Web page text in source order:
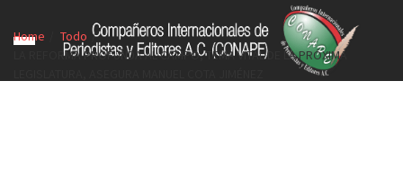
Home
Todo
LA REFORMA PROFUNDA AL CAMPO, TEMA VITAL DE LA PRÓXIMA